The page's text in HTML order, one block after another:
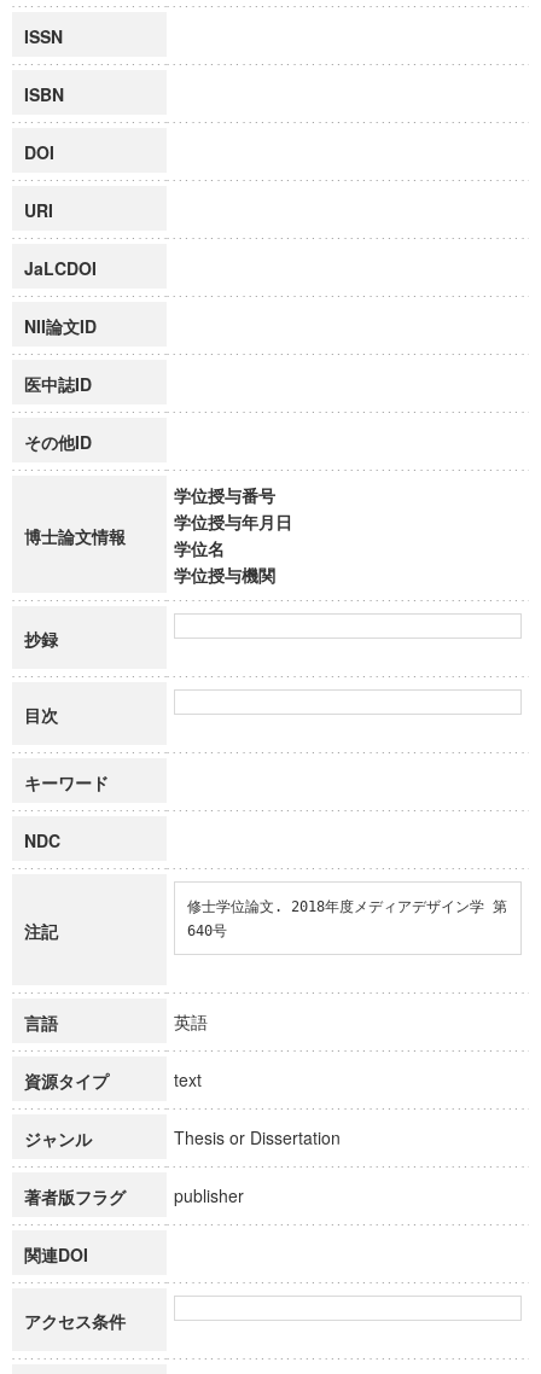
ISSN
ISBN
DOI
URI
JaLCDOI
NII論文ID
医中誌ID
その他ID
博士論文情報
学位授与番号
学位授与年月日
学位名
学位授与機関
抄録
目次
キーワード
NDC
注記
修士学位論文. 2018年度メディアデザイン学 第
640号
言語 英語
資源タイプ text
ジャンル Thesis or Dissertation
著者版フラグ publisher
関連DOI
アクセス条件